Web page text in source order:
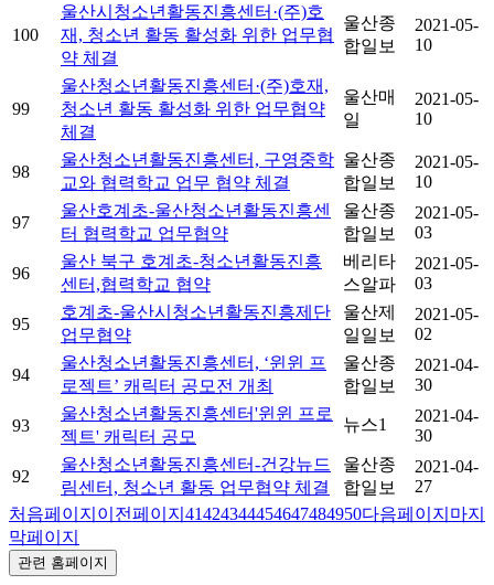
100
울산시청소년활동진흥센터·(주)호
재, 청소년 활동 활성화 위한 업무협
약 체결
울산종
합일보
2021-05-
10
99
울산청소년활동진흥센터·(주)호재,
청소년 활동 활성화 위한 업무협약
체결
울산매
일
2021-05-
10
98
울산청소년활동진흥센터, 구영중학
교와 협력학교 업무 협약 체결
울산종
합일보
2021-05-
10
97
울산호계초-울산청소년활동진흥센
터 협력학교 업무협약
울산종
합일보
2021-05-
03
96
울산 북구 호계초-청소년활동진흥
센터,협력학교 협약
베리타
스알파
2021-05-
03
95
호계초-울산시청소년활동진흥제단
업무협약
울산제
일일보
2021-05-
02
94
울산청소년활동진흥센터, ‘윈윈 프
로젝트’ 캐릭터 공모전 개최
울산종
합일보
2021-04-
30
93
울산청소년활동진흥센터'윈윈 프로
젝트' 캐릭터 공모
뉴스1
2021-04-
30
92
울산청소년활동진흥센터-건강뉴드
림센터, 청소년 활동 업무협약 체결
울산종
합일보
2021-04-
27
처음페이지 이전페이지 41424344454647484950다음페이지 마지
막페이지
관련 홈페이지